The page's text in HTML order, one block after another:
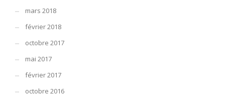
mars 2018
février 2018
octobre 2017
mai 2017
février 2017
octobre 2016